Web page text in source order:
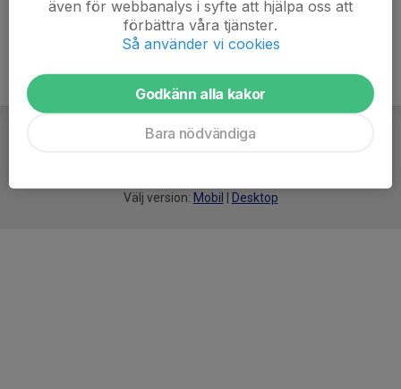
Välj version: Mobil Desktop
även för webbanalys i syfte att hjälpa oss att
förbättra våra tjänster.
Så använder vi cookies
Godkänn alla kakor
Bara nödvändiga